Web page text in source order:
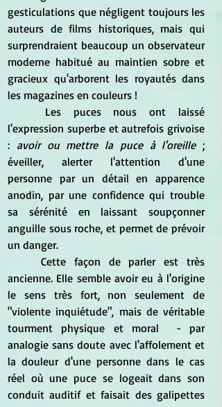
gesticulations que négligent toujours les
auteurs de films historiques, mais qui
surprendraient beaucoup un observateur
moderne habitué au maintien sobre et
gracieux qu'arborent les royautés dans
les magazines en couleurs !
Les puces nous ont laissé
l'expression superbe et autrefois grivoise
: avoir ou mettre la puce à l'oreille ;
éveiller, alerter l'attention d'une
personne par un détail en apparence
anodin, par une confidence qui trouble
sa sérénité en laissant soupçonner
anguille sous roche, et permet de prévoir
un danger.
Cette façon de parler est très
ancienne. Elle semble avoir eu à l'origine
le sens très fort, non seulement de
"violente inquiétude", mais de véritable
tourment physique et moral  - par
analogie sans doute avec l'affolement et
la douleur d'une personne dans le cas
réel où une puce se logeait dans son
conduit auditif et faisait des galipettes